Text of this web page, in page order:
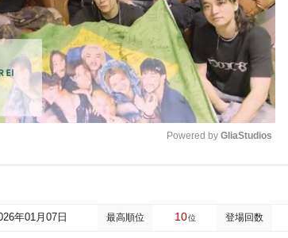
Powered by GliaStudios
年01月07日 最高順位 10位 登場回数